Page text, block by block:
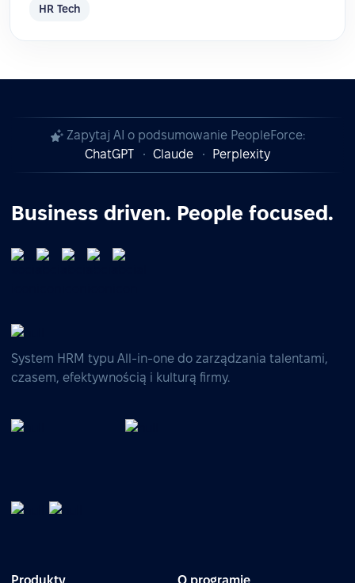
HR Tech
Zapytaj AI o podsumowanie PeopleForce:
ChatGPT
Claude Perplexity
Business driven. People focused.
System HRM typu All-in-one do zarządzania talentami,
czasem, efektywnością i kulturą firmy.